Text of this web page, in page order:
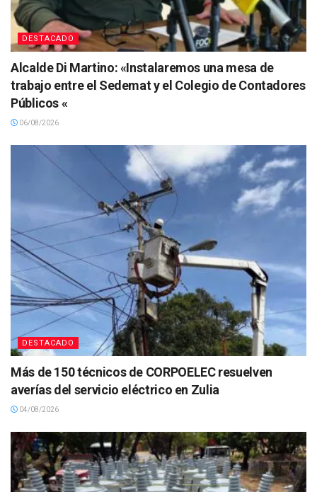
DESTACADO
Alcalde Di Martino: «Instalaremos una mesa de
trabajo entre el Sedemat y el Colegio de Contadores
Públicos «
06/08/2026
DESTACADO
Más de 150 técnicos de CORPOELEC resuelven
averías del servicio eléctrico en Zulia
04/08/2026